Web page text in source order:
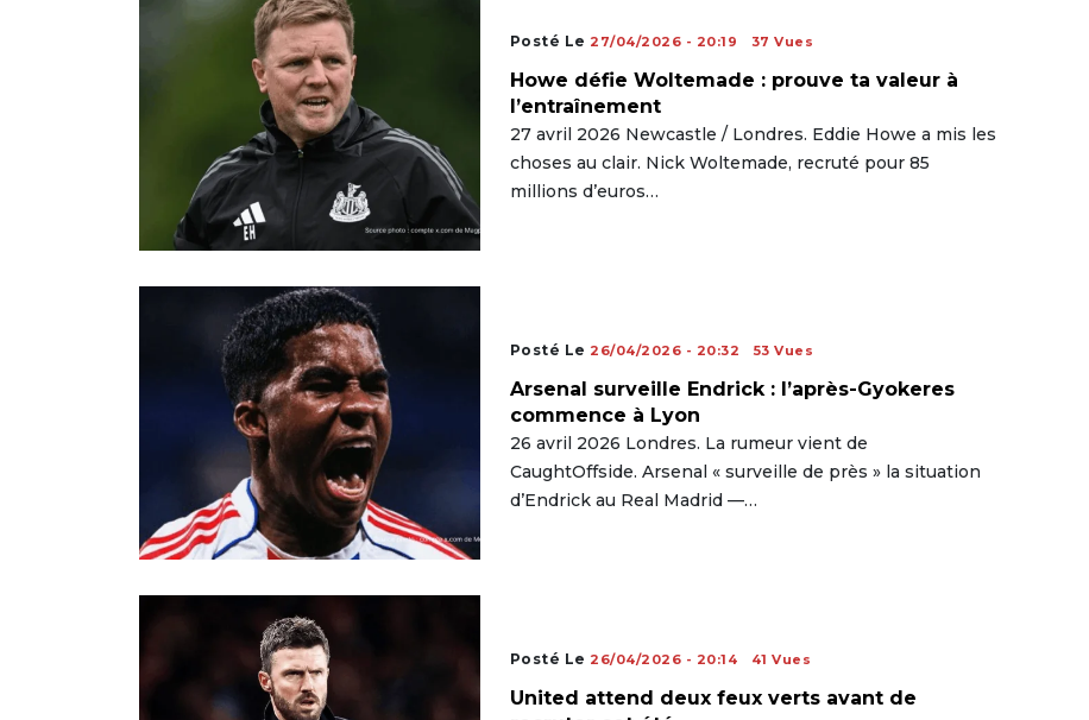
Posté Le 27/04/2026 - 20:19 37 Vues
Howe défie Woltemade : prouve ta valeur à
l’entraînement
27 avril 2026 Newcastle / Londres. Eddie Howe a mis les
choses au clair. Nick Woltemade, recruté pour 85
millions d’euros…
Posté Le 26/04/2026 - 20:32 53 Vues
Arsenal surveille Endrick : l’après-Gyokeres
commence à Lyon
26 avril 2026 Londres. La rumeur vient de
CaughtOffside. Arsenal « surveille de près » la situation
d’Endrick au Real Madrid —…
Posté Le 26/04/2026 - 20:14 41 Vues
United attend deux feux verts avant de